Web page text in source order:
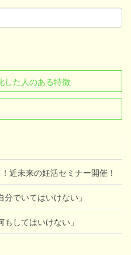
した人のある特徴
近未来の妊活セミナー開催！
でいてはいけない」
してはいけない」